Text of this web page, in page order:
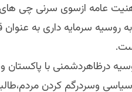
عامه ازسوی سرنی چی
روسیه سرمایه داری به عنوان
درظاهردشمنی با پاکستان
وسردرگم کردن